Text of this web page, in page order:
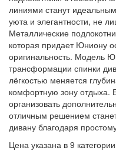
линиями станут
уюта и элегантности, не
Металлические
которая придает Юниону
оригинальность. Модель
трансформации спинки
лёгкостью меняется
комфортную зону отдыха.
организовать
отличным решением
дивану благодаря
Цена указана в 9